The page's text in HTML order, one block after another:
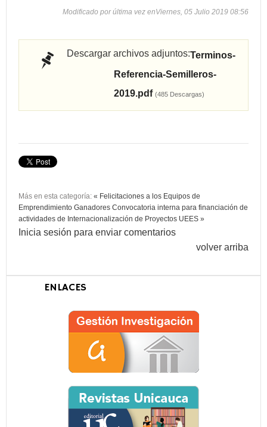
Modificado por última vez enViernes, 05 Julio 2019 08:56
Descargar archivos adjuntos:Terminos-
Referencia-Semilleros-
2019.pdf(485 Descargas)
Más en esta categoría: « Felicitaciones a los Equipos de
Emprendimiento Ganadores Convocatoria interna para financiación de
actividades de Internacionalización de Proyectos UEES »
Inicia sesión para enviar comentarios
volver arriba
ENLACES